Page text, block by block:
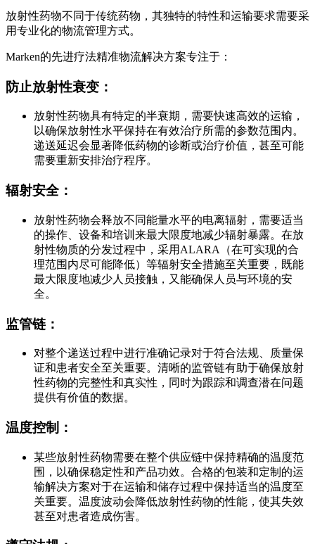
放射性药物不同于传统药物，其独特的特性和运输要求需要采
用专业化的物流管理方式。
Marken的先进疗法精准物流解决方案专注于：
防止放射性衰变：
放射性药物具有特定的半衰期，需要快速高效的运输，
以确保放射性水平保持在有效治疗所需的参数范围内。
递送延迟会显著降低药物的诊断或治疗价值，甚至可能
需要重新安排治疗程序。
辐射安全：
放射性药物会释放不同能量水平的电离辐射，需要适当
的操作、设备和培训来最大限度地减少辐射暴露。在放
射性物质的分发过程中，采用ALARA（在可实现的合
理范围内尽可能降低）等辐射安全措施至关重要，既能
最大限度地减少人员接触，又能确保人员与环境的安
全。
监管链：
对整个递送过程中进行准确记录对于符合法规、质量保
证和患者安全至关重要。清晰的监管链有助于确保放射
性药物的完整性和真实性，同时为跟踪和调查潜在问题
提供有价值的数据。
温度控制：
某些放射性药物需要在整个供应链中保持精确的温度范
围，以确保稳定性和产品功效。合格的包装和定制的运
输解决方案对于在运输和储存过程中保持适当的温度至
关重要。温度波动会降低放射性药物的性能，使其失效
甚至对患者造成伤害。